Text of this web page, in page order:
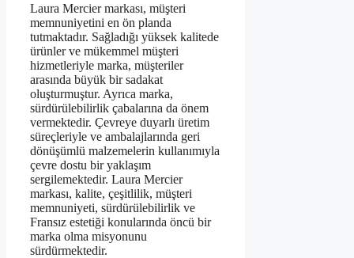
Laura Mercier markası, müşteri
memnuniyetini en ön planda
tutmaktadır. Sağladığı yüksek kalitede
ürünler ve mükemmel müşteri
hizmetleriyle marka, müşteriler
arasında büyük bir sadakat
oluşturmuştur. Ayrıca marka,
sürdürülebilirlik çabalarına da önem
vermektedir. Çevreye duyarlı üretim
süreçleriyle ve ambalajlarında geri
dönüşümlü malzemelerin kullanımıyla
çevre dostu bir yaklaşım
sergilemektedir. Laura Mercier
markası, kalite, çeşitlilik, müşteri
memnuniyeti, sürdürülebilirlik ve
Fransız estetiği konularında öncü bir
marka olma misyonunu
sürdürmektedir.